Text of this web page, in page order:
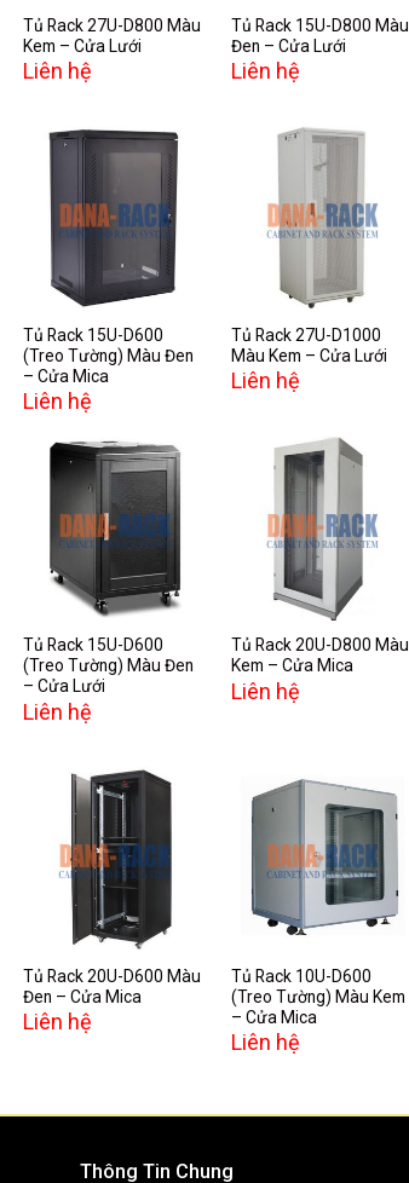
Tủ Rack 27U-D800 Màu
Kem – Cửa Lưới
Liên hệ
Tủ Rack 15U-D800 Màu
Đen – Cửa Lưới
Liên hệ
Add to
wishlist
Tủ Rack 15U-D600
(Treo Tường) Màu Đen
– Cửa Mica
Liên hệ
Add to
Tủ Rack 27U-D1000
Màu Kem – Cửa Lưới
Liên hệ
Add to
Tủ Rack 15U-D600
(Treo Tường) Màu Đen
– Cửa Lưới
Liên hệ
Add to
Tủ Rack 20U-D800 Màu
Kem – Cửa Mica
Liên hệ
Add to
Tủ Rack 20U-D600 Màu
Đen – Cửa Mica
Liên hệ
Add to
wishlist
Tủ Rack 10U-D600
(Treo Tường) Màu Kem
– Cửa Mica
Liên hệ
Thông Tin Chung